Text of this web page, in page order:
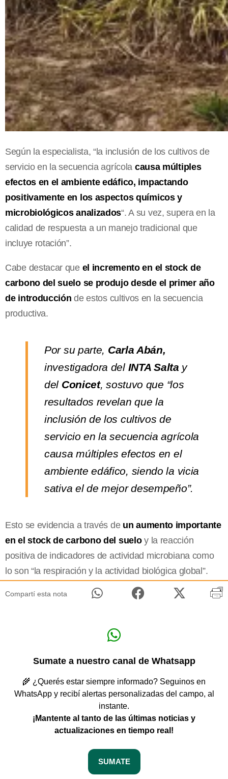
Según la especialista, “la inclusión de los cultivos de
servicio en la secuencia agrícola causa múltiples
efectos en el ambiente edáfico, impactando
positivamente en los aspectos químicos y
microbiológicos analizados“. A su vez, supera en la
calidad de respuesta a un manejo tradicional que
incluye rotación”.
Cabe destacar que el incremento en el stock de
carbono del suelo se produjo desde el primer año
de introducción de estos cultivos en la secuencia
productiva.
Por su parte, Carla Abán,
investigadora del INTA Salta y
del Conicet, sostuvo que “los
resultados revelan que la
inclusión de los cultivos de
servicio en la secuencia agrícola
causa múltiples efectos en el
ambiente edáfico, siendo la vicia
sativa el de mejor desempeño”.
Esto se evidencia a través de un aumento importante
en el stock de carbono del sueloy la reacción
positiva de indicadores de actividad microbiana como
lo son “la respiración y la actividad biológica global”.
Compartí esta nota
Sumate a nuestro canal de Whatsapp
🌾 ¿Querés estar siempre informado? Seguinos en
WhatsApp y recibí alertas personalizadas del campo, al
instante.
¡Mantente al tanto de las últimas noticias y
actualizaciones en tiempo real!
SUMATE